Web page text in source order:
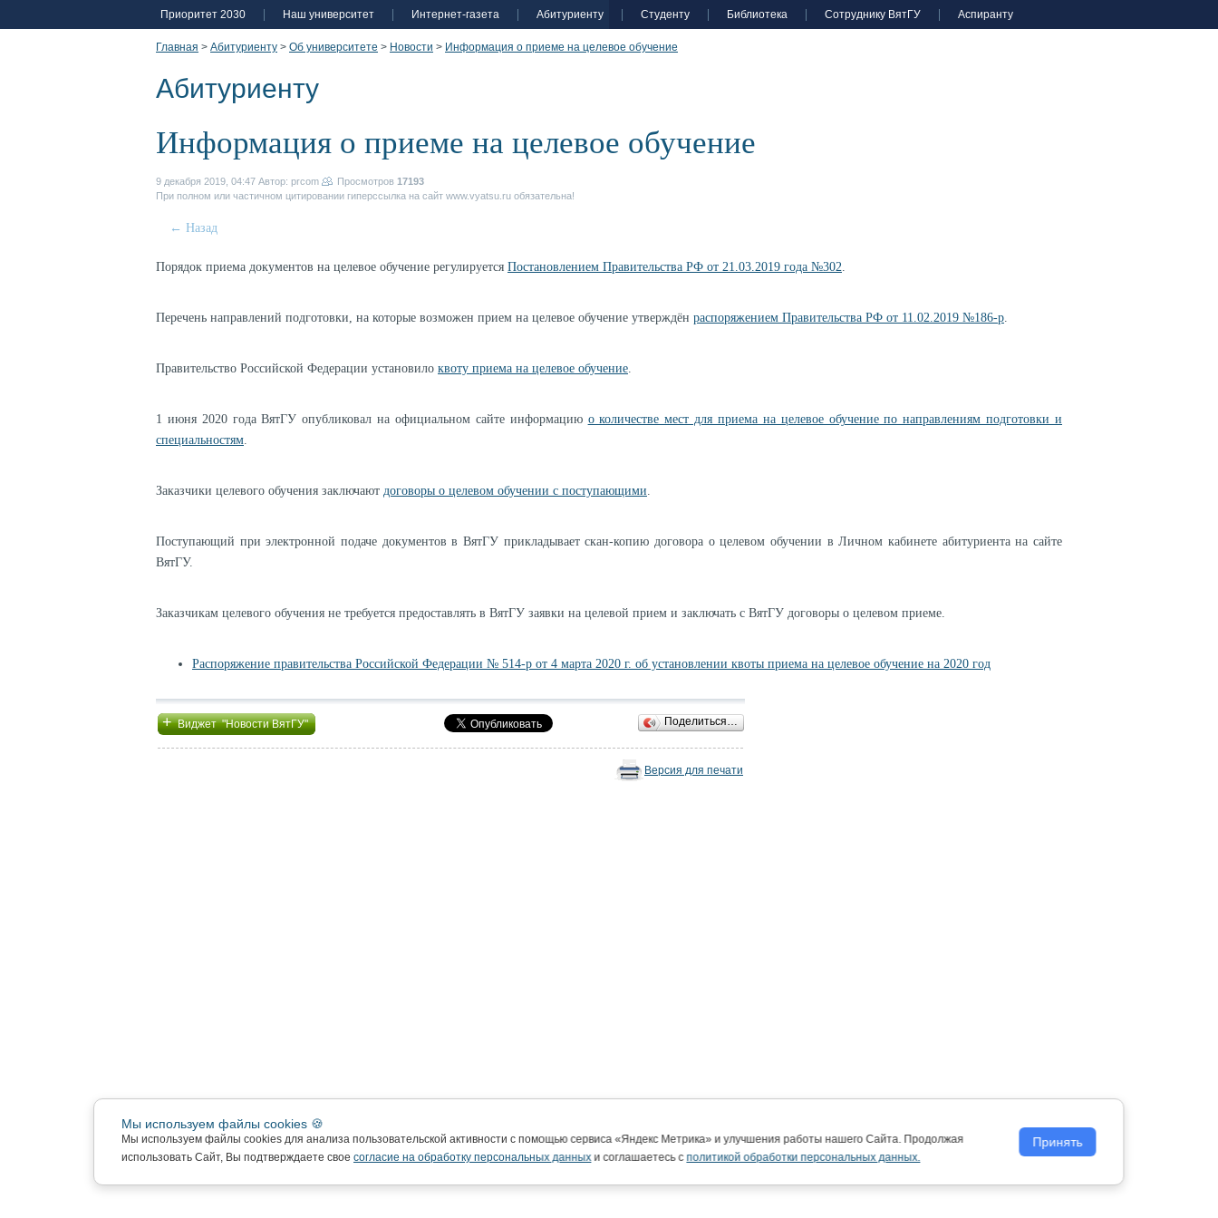
Приоритет 2030 Наш университет Интернет-газета Абитуриенту Студенту Библиотека Сотруднику ВятГУ Аспиранту
Главная > Абитуриенту > Об университете > Новости > Информация о приеме на целевое обучение
Абитуриенту
Информация о приеме на целевое обучение
9 декабря 2019, 04:47 Автор: prcom Просмотров 17193
При полном или частичном цитировании гиперссылка на сайт www.vyatsu.ru обязательна!
← Назад
Порядок приема документов на целевое обучение регулируется Постановлением Правительства РФ от 21.03.2019 года №302.
Перечень направлений подготовки, на которые возможен прием на целевое обучение утверждён распоряжением Правительства РФ от 11.02.2019 №186-р.
Правительство Российской Федерации установило квоту приема на целевое обучение.
1 июня 2020 года ВятГУ опубликовал на официальном сайте информацию о количестве мест для приема на целевое обучение по направлениям подготовки и
специальностям.
Заказчики целевого обучения заключают договоры о целевом обучении с поступающими.
Поступающий при электронной подаче документов в ВятГУ прикладывает скан-копию договора о целевом обучении в Личном кабинете абитуриента на сайте
ВятГУ.
Заказчикам целевого обучения не требуется предоставлять в ВятГУ заявки на целевой прием и заключать с ВятГУ договоры о целевом приеме.
Распоряжение правительства Российской Федерации № 514-р от 4 марта 2020 г. об установлении квоты приема на целевое обучение на 2020 год
+Виджет "Новости ВятГУ" Поделиться…
Версия для печати
Мы используем файлы cookies 🍪
Мы используем файлы cookies для анализа пользовательской активности с помощью сервиса «Яндекс Метрика» и улучшения работы нашего Сайта. Продолжая
использовать Сайт, Вы подтверждаете своесогласие на обработку персональных данныхи соглашаетесь сполитикой обработки персональных данных.
Принять